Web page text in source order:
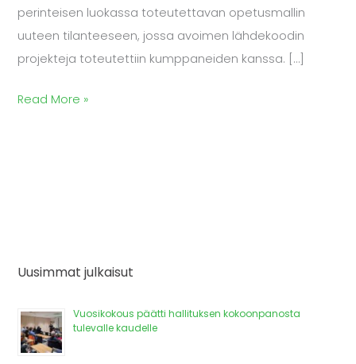
perinteisen luokassa toteutettavan opetusmallin
uuteen tilanteeseen, jossa avoimen lähdekoodin
projekteja toteutettiin kumppaneiden kanssa. […]
Read More »
Uusimmat julkaisut
Vuosikokous päätti hallituksen kokoonpanosta
tulevalle kaudelle